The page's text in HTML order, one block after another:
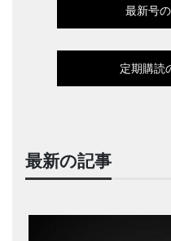
最新号
定期購読
最新の記事